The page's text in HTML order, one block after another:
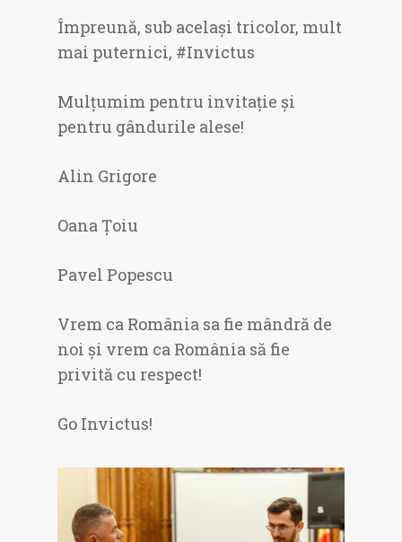
Împreună, sub același tricolor, mult
mai puternici, #Invictus
Mulțumim pentru invitație și
pentru gândurile alese!
Alin Grigore
Oana Țoiu
Pavel Popescu
Vrem ca România sa fie mândră de
noi și vrem ca România să fie
privită cu respect!
Go Invictus!